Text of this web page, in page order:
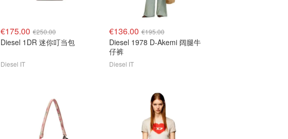
€175.00 €250.00
Diesel 1DR 迷你叮当包
Diesel IT
€136.00 €195.00
Diesel 1978 D-Akemi 阔腿牛
仔裤
Diesel IT